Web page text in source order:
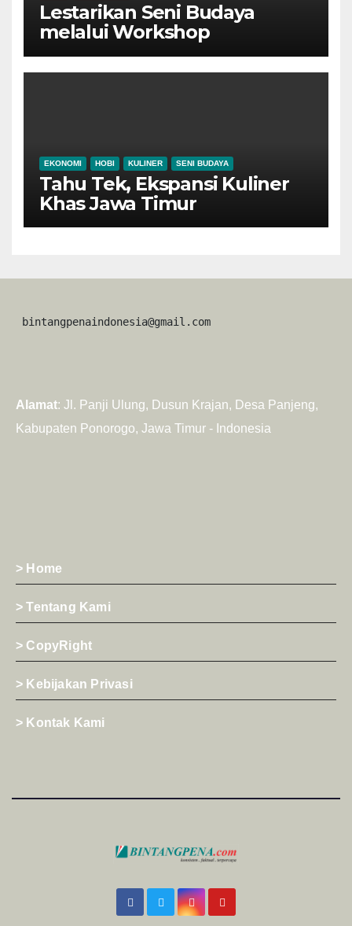
Lestarikan Seni Budaya
melalui Workshop
Pertunjukan Tari Tradisional
Ponorogo
EKONOMI HOBI KULINER SENI BUDAYA
Tahu Tek, Ekspansi Kuliner
Khas Jawa Timur
bintangpenaindonesia@gmail.com
Alamat: Jl. Panji Ulung, Dusun Krajan, Desa Panjeng,
Kabupaten Ponorogo, Jawa Timur - Indonesia
> Home
> Tentang Kami
> CopyRight
> Kebijakan Privasi
> Kontak Kami